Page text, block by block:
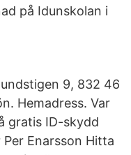
på Idunskolan i
9, 832 46
Hemadress. Var
gratis ID-skydd
Enarsson Hitta